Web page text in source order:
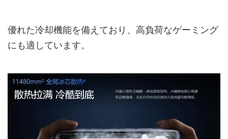
優れた冷却機能を備えており、高負荷なゲーミング
にも適しています。